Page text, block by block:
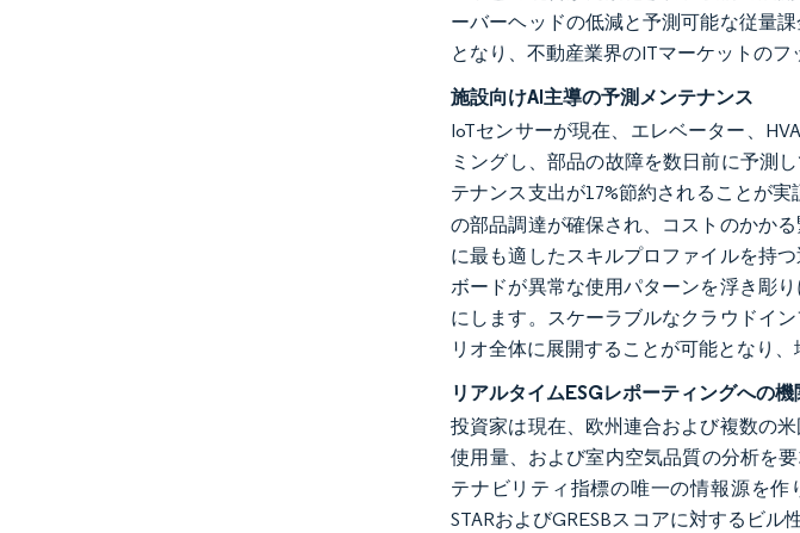
ーバーヘッドの低減と予測可能な従量
となり、不動産業界のITマーケットのフ
施設向けAI主導の予測メンテナンス
IoTセンサーが現在、エレベーター、
ミングし、部品の故障を数日前に予測
テナンス支出が17%節約されることが
の部品調達が確保され、コストのかか
に最も適したスキルプロファイルを持
ボードが異常な使用パターンを浮き彫
にします。スケーラブルなクラウドイ
リオ全体に展開することが可能となり
リアルタイムESGレポーティングへの
投資家は現在、欧州連合および複数の
使用量、および室内空気品質の分析を
テナビリティ指標の唯一の情報源を
STARおよびGRESBスコアに対するビ